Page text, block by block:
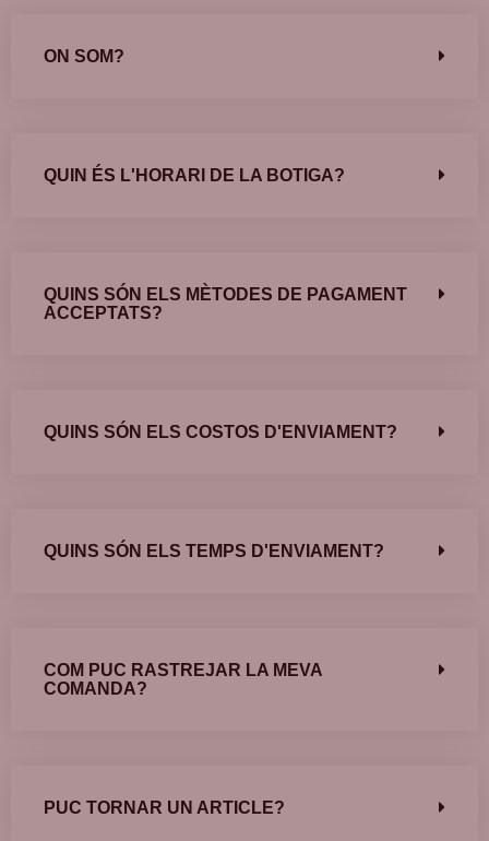
ON SOM?
QUIN ÉS L'HORARI DE LA BOTIGA?
QUINS SÓN ELS MÈTODES DE PAGAMENT
ACCEPTATS?
QUINS SÓN ELS COSTOS D'ENVIAMENT?
QUINS SÓN ELS TEMPS D'ENVIAMENT?
COM PUC RASTREJAR LA MEVA
COMANDA?
PUC TORNAR UN ARTICLE?